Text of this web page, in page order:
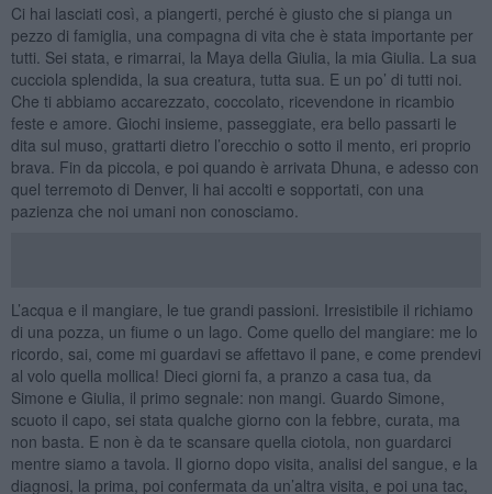
Ci hai lasciati così, a piangerti, perché è giusto che si pianga un
pezzo di famiglia, una compagna di vita che è stata importante per
tutti. Sei stata, e rimarrai, la Maya della Giulia, la mia Giulia. La sua
cucciola splendida, la sua creatura, tutta sua. E un po’ di tutti noi.
Che ti abbiamo accarezzato, coccolato, ricevendone in ricambio
feste e amore. Giochi insieme, passeggiate, era bello passarti le
dita sul muso, grattarti dietro l’orecchio o sotto il mento, eri proprio
brava. Fin da piccola, e poi quando è arrivata Dhuna, e adesso con
quel terremoto di Denver, li hai accolti e sopportati, con una
pazienza che noi umani non conosciamo.
L’acqua e il mangiare, le tue grandi passioni. Irresistibile il richiamo
di una pozza, un fiume o un lago. Come quello del mangiare: me lo
ricordo, sai, come mi guardavi se affettavo il pane, e come prendevi
al volo quella mollica! Dieci giorni fa, a pranzo a casa tua, da
Simone e Giulia, il primo segnale: non mangi. Guardo Simone,
scuoto il capo, sei stata qualche giorno con la febbre, curata, ma
non basta. E non è da te scansare quella ciotola, non guardarci
mentre siamo a tavola. Il giorno dopo visita, analisi del sangue, e la
diagnosi, la prima, poi confermata da un’altra visita, e poi una tac,